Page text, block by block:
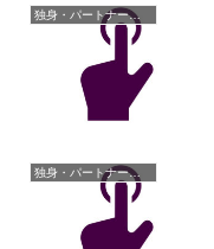
独身・パートナーがいない人の悩み
独身・パートナーがいない人の悩み